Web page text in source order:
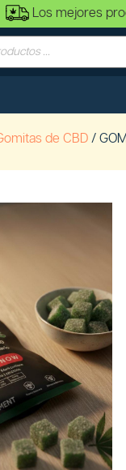
Los mejores
de CBD /